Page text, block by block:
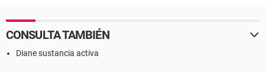
CONSULTA TAMBIÉN
Diane sustancia activa